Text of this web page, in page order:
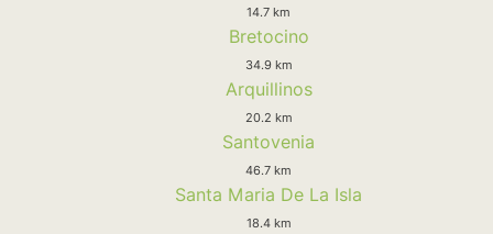
14.7 km
Bretocino
34.9 km
Arquillinos
20.2 km
Santovenia
46.7 km
Santa Maria De La Isla
18.4 km